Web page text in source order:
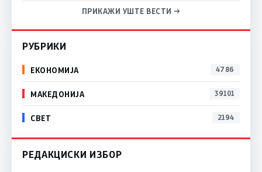
ПРИКАЖИ УШТЕ ВЕСТИ →
РУБРИКИ
ЕКОНОМИЈА 4786
МАКЕДОНИЈА 39101
СВЕТ 2194
РЕДАКЦИСКИ ИЗБОР